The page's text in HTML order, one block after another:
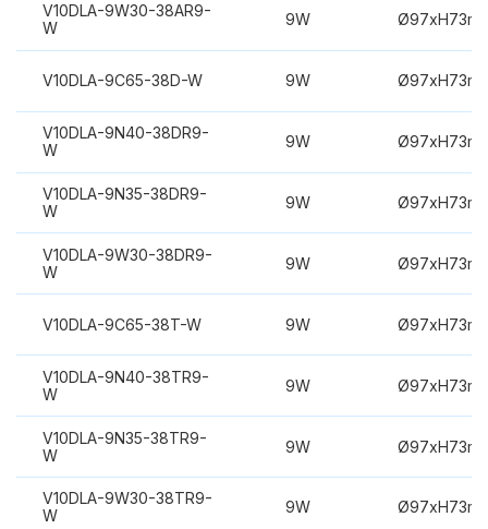
V10DLA-9W30-38AR9-
W
9W
V10DLA-9C65-38D-W 9W
V10DLA-9N40-38DR9-
W
9W
V10DLA-9N35-38DR9-
W
9W
V10DLA-9W30-38DR9-
W
9W
V10DLA-9C65-38T-W 9W
V10DLA-9N40-38TR9-
W
9W
V10DLA-9N35-38TR9-
W
9W
V10DLA-9W30-38TR9-
W
9W